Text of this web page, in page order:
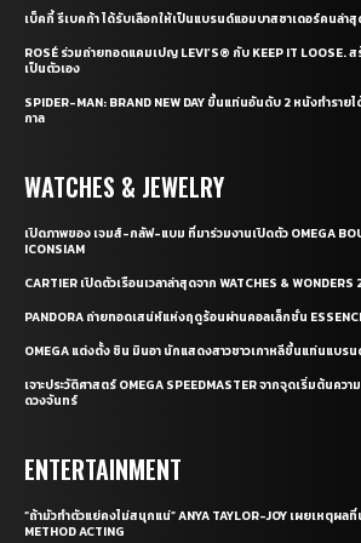
เบ็คกี้ รีเบคก้า ได้รับเลือกให้เป็นแบรนด์แอมบาสซาเดอร์คนล่าสุ
ROSÉ ร่วมถ่ายทอดแคมเปญ LEVI’S® กับ KEEP IT LOOSE.
เป็นตัวเอง
SPIDER-MAN: BRAND NEW DAY ขึ้นแท่นอันดับ 2 หนังทำรา
กาล
WATCHES & JEWELRY
เปิดภาพของ เจมส์-กลัฟ-แบม ที่มาร่วมงานเปิดตัว OMEGA
ICONSIAM
CARTIER เปิดตัวเรือนเวลาล่าสุดจาก WATCHES &
PANDORA ถ่ายทอดเสน่ห์แห่งฤดูร้อนผ่านคอลเล็กชั่น
OMEGA แต่งตั้ง ชิน มินอา นักแสดงสาวชาวเกาหลีขึ้นแท่นแบร
เจาะประวัติศาสตร์ OMEGA SPEEDMASTER จากจุดเริ่มต้นคว
ดวงจันทร์
ENTERTAINMENT
“ถ้ามัวทำตัวแย่คงไม่สนุกแน่” ANYA TAYLOR-JOY เผยเหตุผ
METHOD ACTING